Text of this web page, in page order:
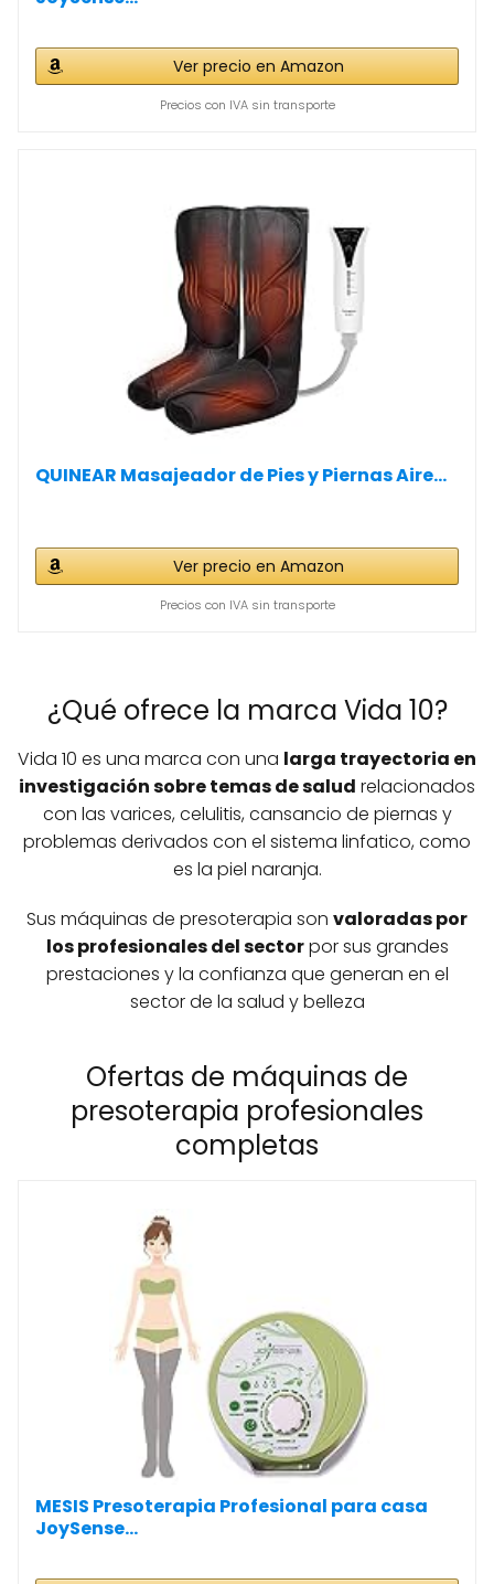
Ver precio en Amazon
Precios con IVA sin transporte
QUINEAR Masajeador de Pies y Piernas Aire...
Ver precio en Amazon
Precios con IVA sin transporte
¿Qué ofrece la marca Vida 10?
Vida 10 es una marca con una larga trayectoria en
investigación sobre temas de salud relacionados
con las varices, celulitis, cansancio de piernas y
problemas derivados con el sistema linfatico, como
es la piel naranja.
Sus máquinas de presoterapia son valoradas por
los profesionales del sectorpor sus grandes
prestaciones y la confianza que generan en el
sector de la salud y belleza
Ofertas de máquinas de
presoterapia profesionales
completas
MESIS Presoterapia Profesional para casa
JoySense...